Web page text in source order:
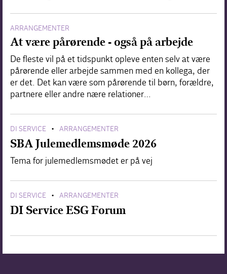
ARRANGEMENTER
At være pårørende - også på arbejde
De fleste vil på et tidspunkt opleve enten selv at være
pårørende eller arbejde sammen med en kollega, der
er det. Det kan være som pårørende til børn, forældre,
partnere eller andre nære relationer…
DI SERVICE • ARRANGEMENTER
SBA Julemedlemsmøde 2026
Tema for julemedlemsmødet er på vej
DI SERVICE • ARRANGEMENTER
DI Service ESG Forum